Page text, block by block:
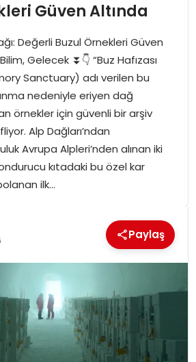
Güven Altında
Değerli Buzul Örnekleri Güven
Gelecek ⏬👇 “Buz Hafızası
Sanctuary) adı verilen bu
nedeniyle eriyen dağ
örnekler için güvenli bir arşiv
Alp Dağları’ndan
Avrupa Alpleri’nden alınan iki
kıtadaki bu özel kar
ilk…
Paylaş